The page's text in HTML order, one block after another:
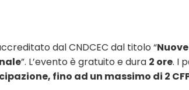
dal CNDCEC dal titolo “
”. L’evento è gratuito e dura 2 ore. I
fino ad un massimo di 2